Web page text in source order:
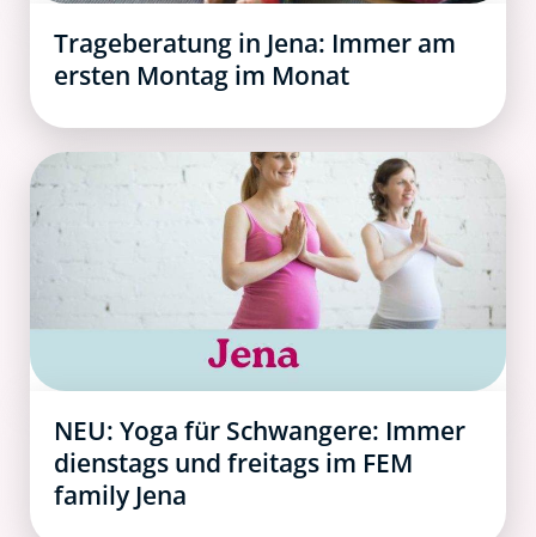
Trageberatung in Jena: Immer am
ersten Montag im Monat
NEU: Yoga für Schwangere: Immer
dienstags und freitags im FEM
family Jena